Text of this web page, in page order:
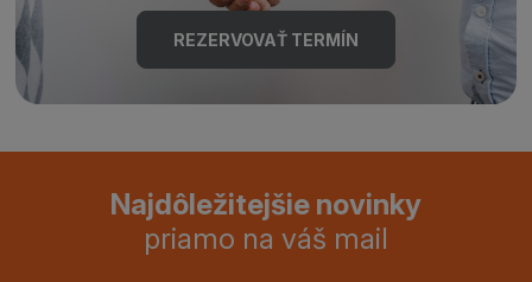
REZERVOVAŤ TERMÍN
Najdôležitejšie novinky
priamo na váš mail